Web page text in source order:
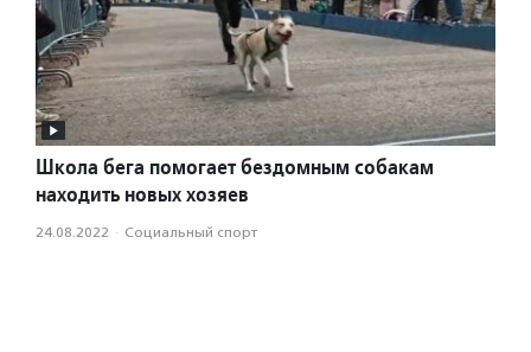
Школа бега помогает бездомным собакам
находить новых хозяев
24.08.2022 · Социальный спорт